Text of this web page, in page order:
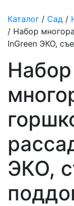
Каталог / Сад /
/ Набор
InGreen ЭКО,
Набор
ЭКО,